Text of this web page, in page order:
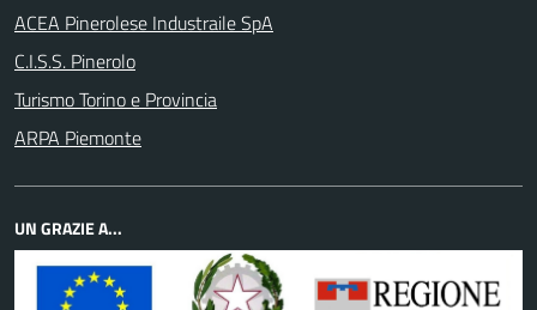
ACEA Pinerolese Industraile SpA
C.I.S.S. Pinerolo
Turismo Torino e Provincia
ARPA Piemonte
UN GRAZIE A...